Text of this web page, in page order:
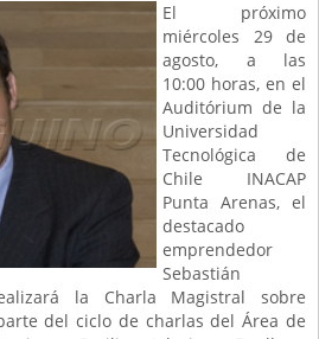
El próximo
miércoles 29 de
agosto, a las
10:00 horas, en el
Auditórium de la
Universidad
Tecnológica de
Chile INACAP
Punta Arenas, el
destacado
emprendedor
Sebastián
la Charla Magistral sobre
del ciclo de charlas del Área de